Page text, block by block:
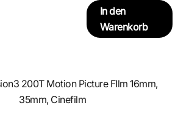
In den
Warenkorb